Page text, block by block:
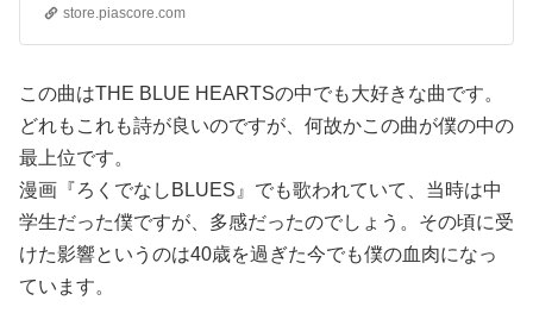
store.piascore.com
この曲はTHE BLUE HEARTSの中でも大好きな曲です。
どれもこれも詩が良いのですが、何故かこの曲が僕の中の
最上位です。
漫画『ろくでなしBLUES』でも歌われていて、当時は中
学生だった僕ですが、多感だったのでしょう。その頃に受
けた影響というのは40歳を過ぎた今でも僕の血肉になっ
ています。